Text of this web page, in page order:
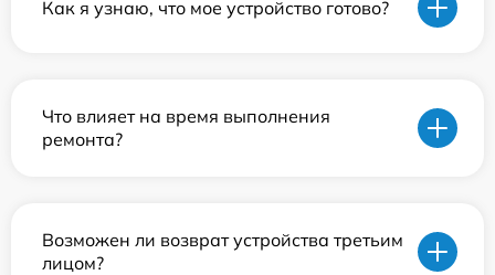
Как я узнаю, что мое устройство готово?
Что влияет на время выполнения
ремонта?
Возможен ли возврат устройства третьим
лицом?